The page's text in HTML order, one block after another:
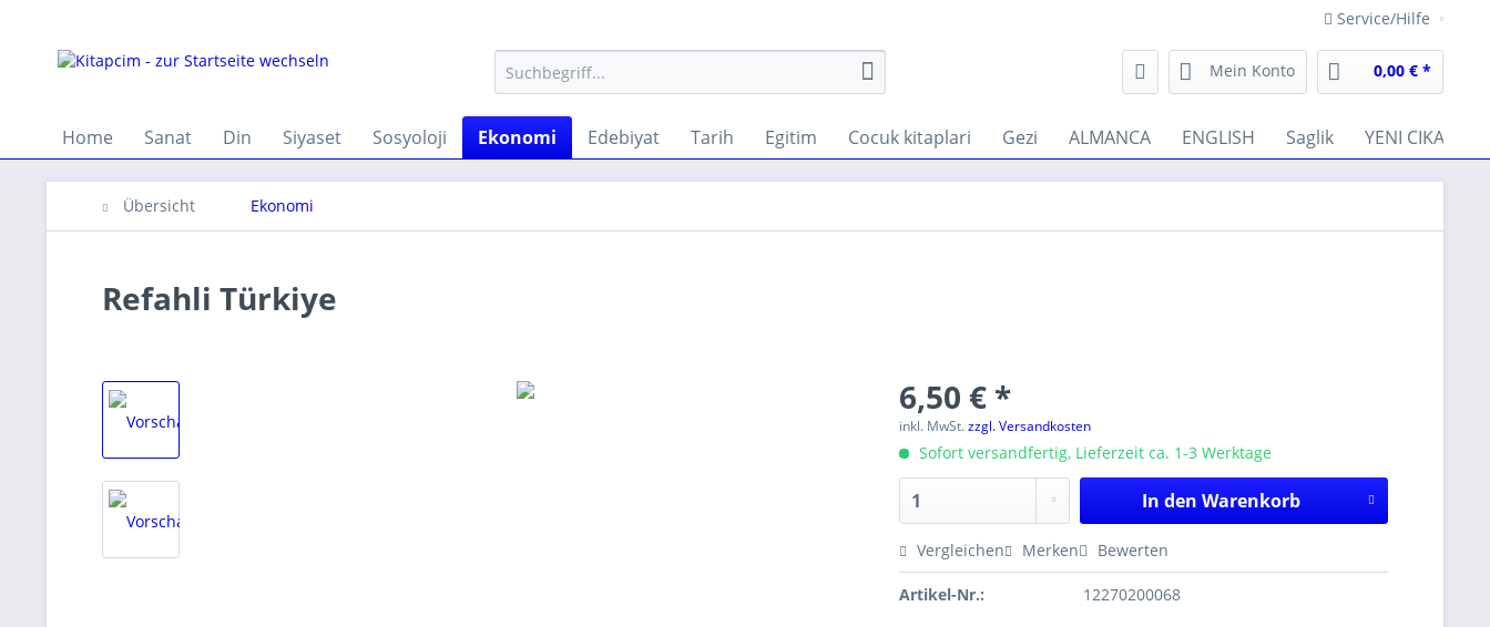
Service/Hilfe
Mein Konto 0,00 € *
Home Sanat Din Siyaset Sosyoloji Ekonomi Edebiyat Tarih Egitim Cocuk kitaplari Gezi ALMANCA ENGLISH Saglik YENI CIKANLAR
Übersicht Ekonomi
Refahli Türkiye
6,50 € *
inkl. MwSt.zzgl. Versandkosten
Sofort versandfertig, Lieferzeit ca. 1-3 Werktage
In den Warenkorb
Vergleichen Merken Bewerten
Artikel-Nr.: 12270200068